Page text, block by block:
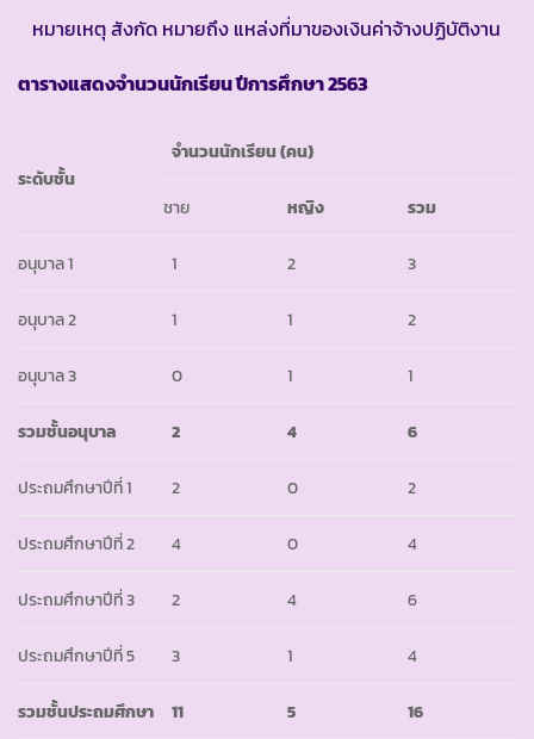
หมายเหตุ สังกัด หมายถึง แหล่งที่มาของเงินค่าจ้างปฏิบัติงาน
ตารางแสดงจำนวนนักเรียน ปีการศึกษา2563
ระดับชั้น
จำนวนนักเรียน(คน)
ชาย หญิง รวม
อนุบาล 1 1 2 3
อนุบาล 2 1 1 2
อนุบาล 3 0 1 1
รวมชั้นอนุบาล 2 4 6
ประถมศึกษาปีที่ 1 2 0 2
ประถมศึกษาปีที่ 2 4 0 4
ประถมศึกษาปีที่ 3 2 4 6
ประถมศึกษาปีที่ 5 3 1 4
รวมชั้นประถมศึกษา 11 5 16